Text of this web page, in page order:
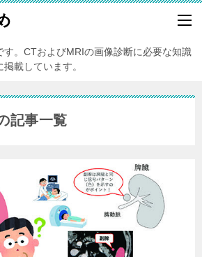
す。CTおよびMRIの画像診断に必要な知識
載しています。
記事一覧